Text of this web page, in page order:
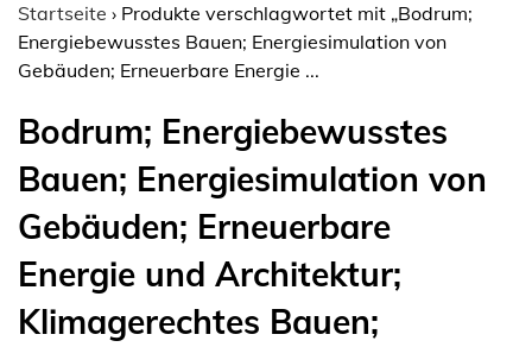
Startseite › Produkte verschlagwortet mit „Bodrum;
Energiebewusstes Bauen; Energiesimulation von
Gebäuden; Erneuerbare Energie ...
Bodrum; Energiebewusstes
Bauen; Energiesimulation von
Gebäuden; Erneuerbare
Energie und Architektur;
Klimagerechtes Bauen;